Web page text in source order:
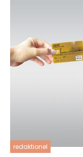
redaktionel